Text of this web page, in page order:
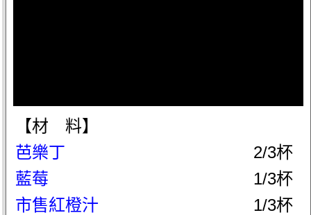
【材 料】
芭樂丁
2/3杯
藍莓
1/3杯
市售紅橙汁
1/3杯